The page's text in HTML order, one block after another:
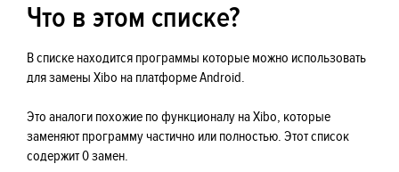
Что в этом списке?
В списке находится программы которые можно использовать
для замены Xibo на платформе Android.
Это аналоги похожие по функционалу на Xibo, которые
заменяют программу частично или полностью. Этот список
содержит 0 замен.